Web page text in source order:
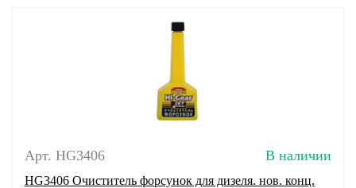
Арт. HG3406 В наличии
HG3406 Очиститель форсунок для дизеля. нов. конц.